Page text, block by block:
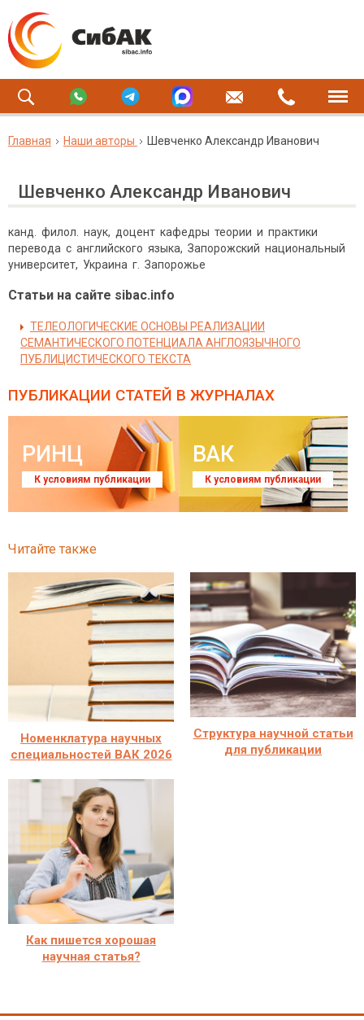
Главная Наши авторы Шевченко Александр Иванович
Шевченко Александр Иванович
канд. филол. наук, доцент кафедры теории и практики
перевода с английского языка, Запорожский национальный
университет, Украина г. Запорожье
Статьи на сайте sibac.info
ТЕЛЕОЛОГИЧЕСКИЕ ОСНОВЫ РЕАЛИЗАЦИИ
СЕМАНТИЧЕСКОГО ПОТЕНЦИАЛА АНГЛОЯЗЫЧНОГО
ПУБЛИЦИСТИЧЕСКОГО ТЕКСТА
ПУБЛИКАЦИИ СТАТЕЙ В ЖУРНАЛАХ
РИНЦ
К условиям публикации
ВАК
К условиям публикации
Читайте также
Номенклатура научных
специальностей ВАК 2026
Структура научной статьи
для публикации
Как пишется хорошая
научная статья?